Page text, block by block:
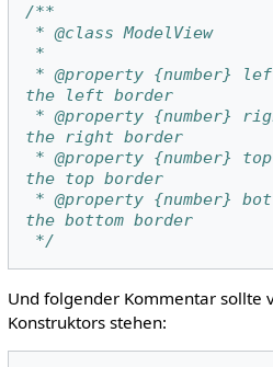
/**
* @class ModelView
*
the left border
the right border
the top border
the bottom border
*/
Und folgender Kommentar sollte
Konstruktors stehen: